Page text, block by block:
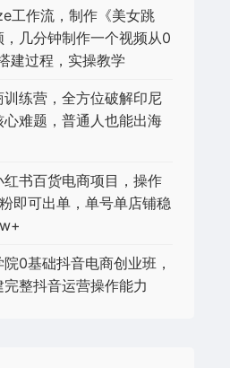
工作流，制作《美女跳
，几分钟制作一个视频从0
建过程，实操教学
训练营，全方位破解印尼
心难题，普通人也能出海
红书百货电商项目，操作
即可出单，单号单店铺稳
0基础抖音电商创业班，
整抖音运营操作能力